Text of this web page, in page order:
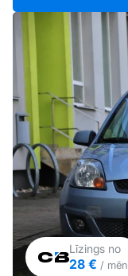
Līzings no
28 € / mēn